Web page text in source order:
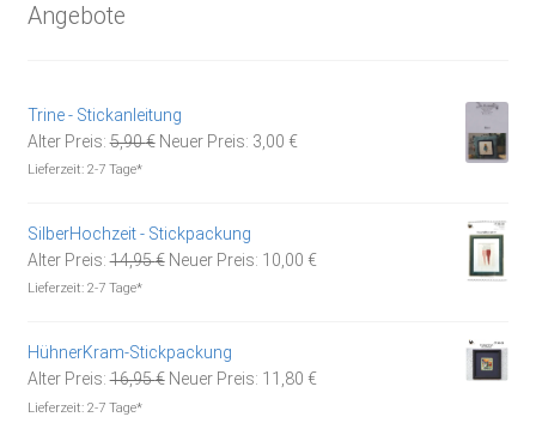
Angebote
Trine - Stickanleitung
Alter Preis: 5,90€ Ursprünglicher
Neuer Preis: 3,00 €Aktueller
Lieferzeit: 2-7 Tage*
SilberHochzeit - Stickpackung
Alter Preis: 14,95€ Ursprünglicher
Neuer Preis: 10,00 €Aktueller
Lieferzeit: 2-7 Tage*
HühnerKram-Stickpackung
Alter Preis: 16,95€ Ursprünglicher
Neuer Preis: 11,80 €Aktueller
Lieferzeit: 2-7 Tage*